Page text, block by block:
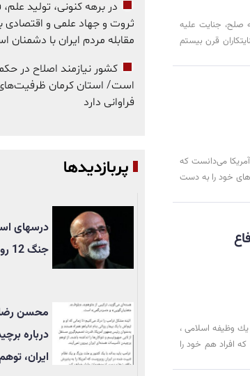
صلح، جنایت علیه
قرن بیستم
می‌دانست که
خود را به دست
یك وظیفه اسلامی ،
افراد هم خود را
در برهه کنونی، تولید علم،
ثروت و جهاد علمی و اقتصادی
مقابله مردم ایران با دشمنان
کشور نیازمند اصلاح در
است/ استان کرمان
فراوانی دارد
پربازدیدها
درسهای
جنگ 12 روزه
محسن
درباره
ایران،